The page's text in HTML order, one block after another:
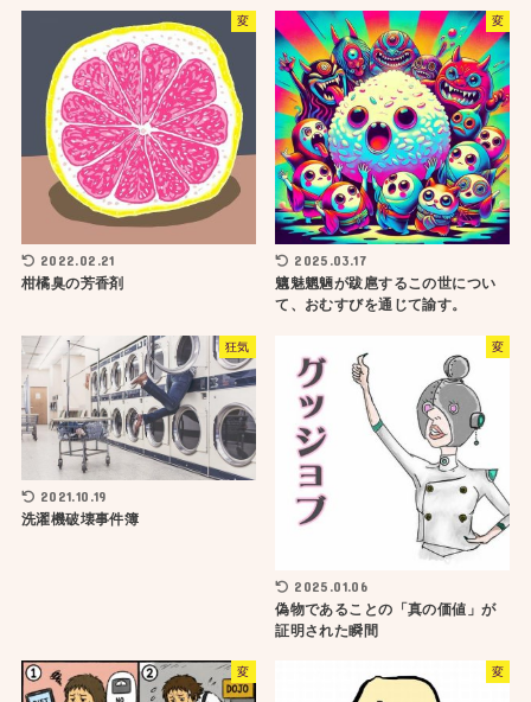
変
2022.02.21
柑橘臭の芳香剤
変
2025.03.17
魑魅魍魎が跋扈するこの世につい
て、おむすびを通じて諭す。
狂気
2021.10.19
洗濯機破壊事件簿
変
2025.01.06
偽物であることの「真の価値」が
証明された瞬間
変 変